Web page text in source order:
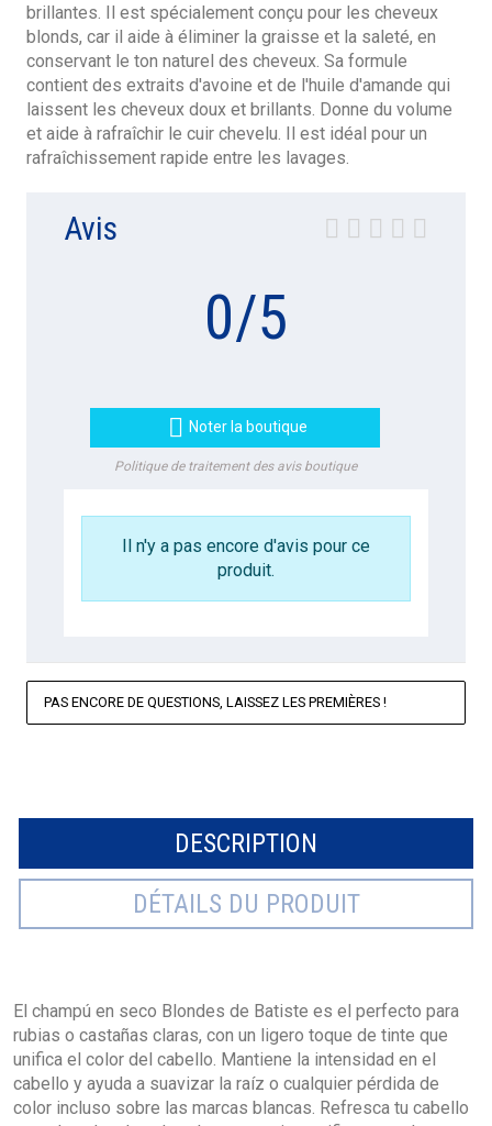
brillantes. Il est spécialement conçu pour les cheveux
blonds, car il aide à éliminer la graisse et la saleté, en
conservant le ton naturel des cheveux. Sa formule
contient des extraits d'avoine et de l'huile d'amande qui
laissent les cheveux doux et brillants. Donne du volume
et aide à rafraîchir le cuir chevelu. Il est idéal pour un
rafraîchissement rapide entre les lavages.
Avis
0/5
 Noter la boutique
Politique de traitement des avis boutique
Il n'y a pas encore d'avis pour ce
produit.
PAS ENCORE DE QUESTIONS, LAISSEZ LES PREMIÈRES !
DESCRIPTION
DÉTAILS DU PRODUIT
El champú en seco Blondes de Batiste es el perfecto para
rubias o castañas claras, con un ligero toque de tinte que
unifica el color del cabello. Mantiene la intensidad en el
cabello y ayuda a suavizar la raíz o cualquier pérdida de
color incluso sobre las marcas blancas. Refresca tu cabello